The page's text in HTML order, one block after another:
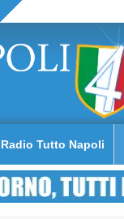
Radio Tutto Napoli